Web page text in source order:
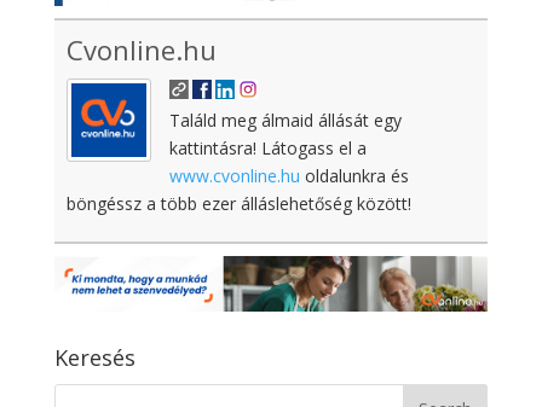
Cvonline.hu
Találd meg álmaid állását egy
kattintásra! Látogass el a
www.cvonline.hu oldalunkra és
böngéssz a több ezer álláslehetőség között!
Keresés